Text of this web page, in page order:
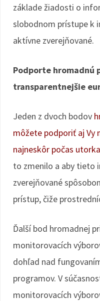
základe žiadosti o
slobodnom prístupe k
aktívne zverejňované.
Podporte hromadnú
transparentnejšie
Jeden z dvoch bodov
môžete podporiť aj Vy
najneskôr počas
to zmenilo a aby tieto
zverejňované
prístup, čiže
Ďalší bod hromadnej
monitorovacích
dohľad nad
programov. V
monitorovacích